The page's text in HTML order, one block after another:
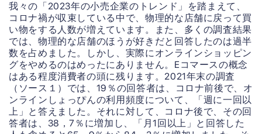
我々の 「2023年の小売企業のトレンド」
を踏まえて、
コロナ禍が収束している中で、物理的な店舗に戻って買
い物をする人数が増えています。また、多くの調査結果
では、物理的な店舗のほうが好きだと回答したのは過半
数を占めました。しかし、実際にオンラインショッピン
グをやめるのはめったにありません。Eコマースの概念
はある程度消費者の頭に残ります。2021年末の調査
（ソース１）では、19％の回答者は、コロナ前後で、オ
ンラインしょっぴんの利用頻度について、「週に一回以
上」と答えました。それに対して、コロナ後で、その回
答者は、38，7％に増加し、「月1回以上」と回答した